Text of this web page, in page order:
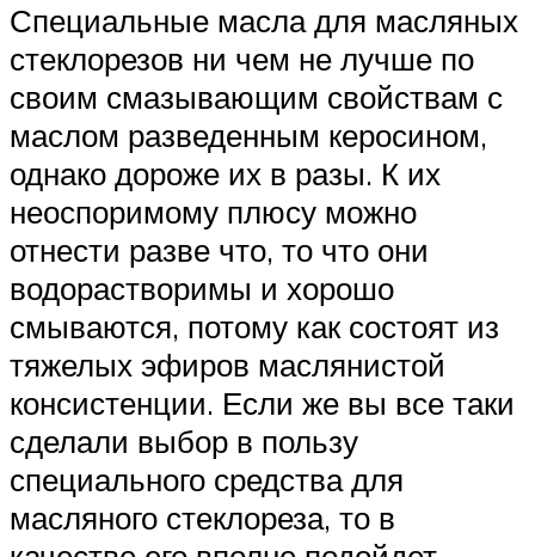
Специальные масла для масляных
стеклорезов ни чем не лучше по
своим смазывающим свойствам с
маслом разведенным керосином,
однако дороже их в разы. К их
неоспоримому плюсу можно
отнести разве что, то что они
водорастворимы и хорошо
смываются, потому как состоят из
тяжелых эфиров маслянистой
консистенции. Если же вы все таки
сделали выбор в пользу
специального средства для
масляного стеклореза, то в